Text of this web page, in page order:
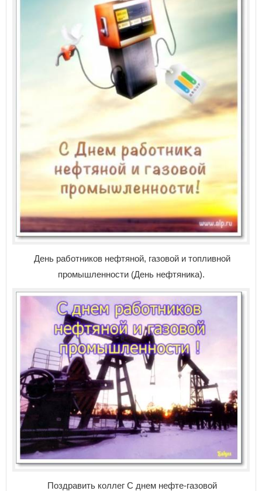
День работников нефтяной, газовой и топливной
промышленности (День нефтяника).
Поздравить коллег С днем нефте-газовой